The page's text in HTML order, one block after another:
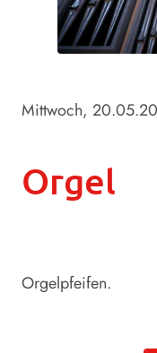
Mittwoch,
Orgel
Orgelpfeifen.